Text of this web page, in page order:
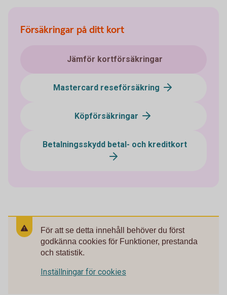
Försäkringar på ditt kort
Jämför kortförsäkringar
Mastercard reseförsäkring
Köpförsäkringar
Betalningsskydd betal- och kreditkort
För att se detta innehåll behöver du först
godkänna cookies för Funktioner, prestanda
och statistik.
Inställningar för cookies